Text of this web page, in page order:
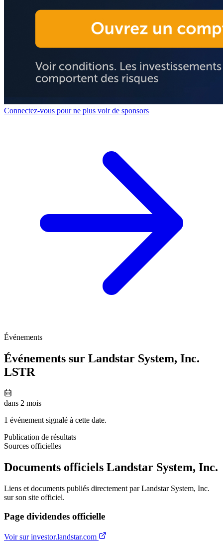
Connectez-vous pour ne plus voir de sponsors
Événements
Événements sur Landstar System, Inc.
LSTR
dans 2 mois
1 événement signalé à cette date.
Publication de résultats
Sources officielles
Documents officiels Landstar System, Inc.
Liens et documents publiés directement par Landstar System, Inc.
sur son site officiel.
Page dividendes officielle
Voir sur investor.landstar.com